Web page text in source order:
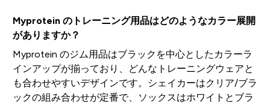
Myprotein のトレーニング用品はどのようなカラー展開
がありますか？
Myprotein のジム用品はブラックを中心としたカラーラ
インアップが揃っており、どんなトレーニングウェアと
も合わせやすいデザインです。シェイカーはクリア/ブラ
ックの組み合わせが定番で、ソックスはホワイトとブラ